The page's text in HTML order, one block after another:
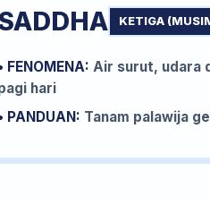
KETIGA
FENOMENA: Air surut, udara
hari
PANDUAN: Tanam palawija